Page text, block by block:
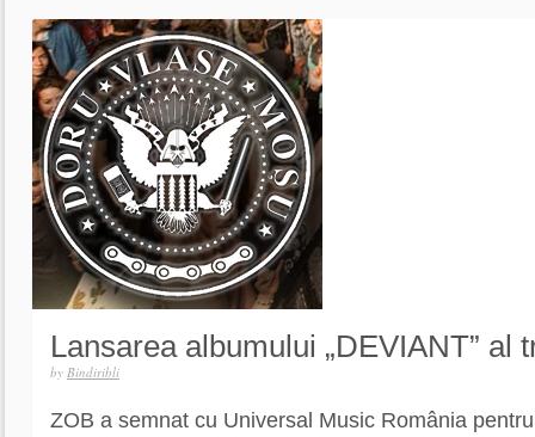
Lansarea albumului „DEVIANT” al
by Bindiribli
ZOB a semnat cu Universal Music România